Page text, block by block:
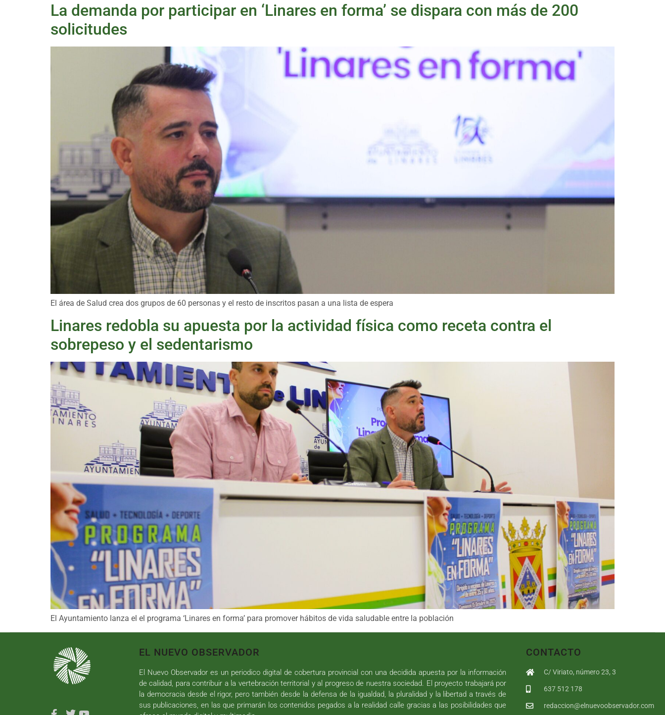
La demanda por participar en ‘Linares en forma’ se dispara con más de 200
solicitudes
El área de Salud crea dos grupos de 60 personas y el resto de inscritos pasan a una lista de espera
Linares redobla su apuesta por la actividad física como receta contra el
sobrepeso y el sedentarismo
El Ayuntamiento lanza el el programa ‘Linares en forma’ para promover hábitos de vida saludable entre la población
EL NUEVO OBSERVADOR
El Nuevo Observador es un periodico digital de cobertura provincial con una decidida apuesta por la información
de calidad, para contribuir a la vertebración territorial y al progreso de nuestra sociedad. El proyecto trabajará por
la democracia desde el rigor, pero también desde la defensa de la igualdad, la pluralidad y la libertad a través de
sus publicaciones, en las que primarán los contenidos pegados a la realidad calle gracias a las posibilidades que
CONTACTO
C/ Viriato, número 23, 3
637 512 178
redaccion@elnuevoobservador.com